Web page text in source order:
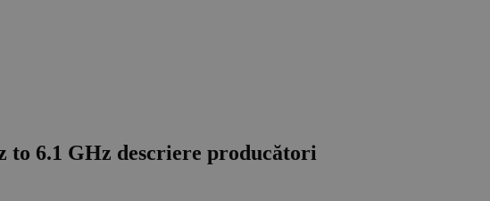
to 6.1 GHz descriere producători